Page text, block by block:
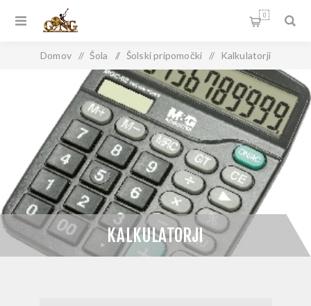
0
Domov / Šola / Šolski pripomočki / Kalkulatorji
KALKULATORJI